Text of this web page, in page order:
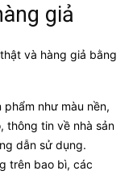
giả
và hàng giả bằng
như màu nền,
thông tin về nhà sản
dẫn sử dụng.
trên bao bì, các